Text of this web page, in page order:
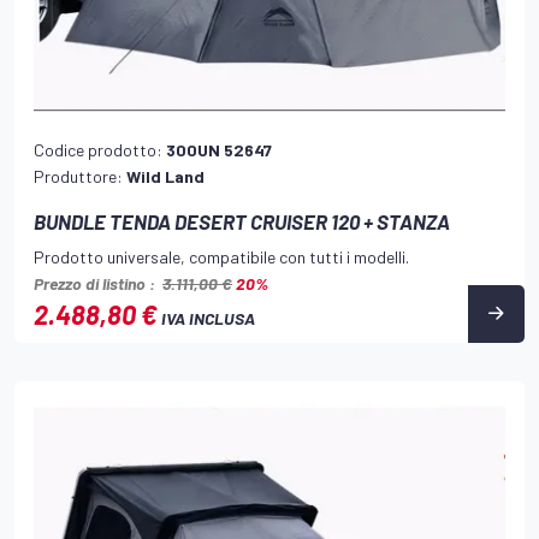
Codice prodotto: 300UN 52647
Produttore: Wild Land
BUNDLE TENDA DESERT CRUISER 120 + STANZA
Prodotto universale, compatibile con tutti i modelli.
Prezzo di listino : 3.111,00 €20%
2.488,80 €IVA INCLUSA